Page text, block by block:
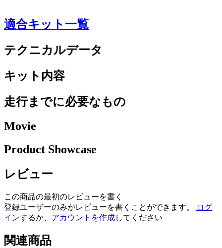
適合キット一覧
テクニカルデータ
キット内容
走行までに必要なもの
Movie
Product Showcase
レビュー
この商品の最初のレビューを書く
登録ユーザーのみがレビューを書くことができます。
ログ
インするか、 アカウントを作成してください
関連商品